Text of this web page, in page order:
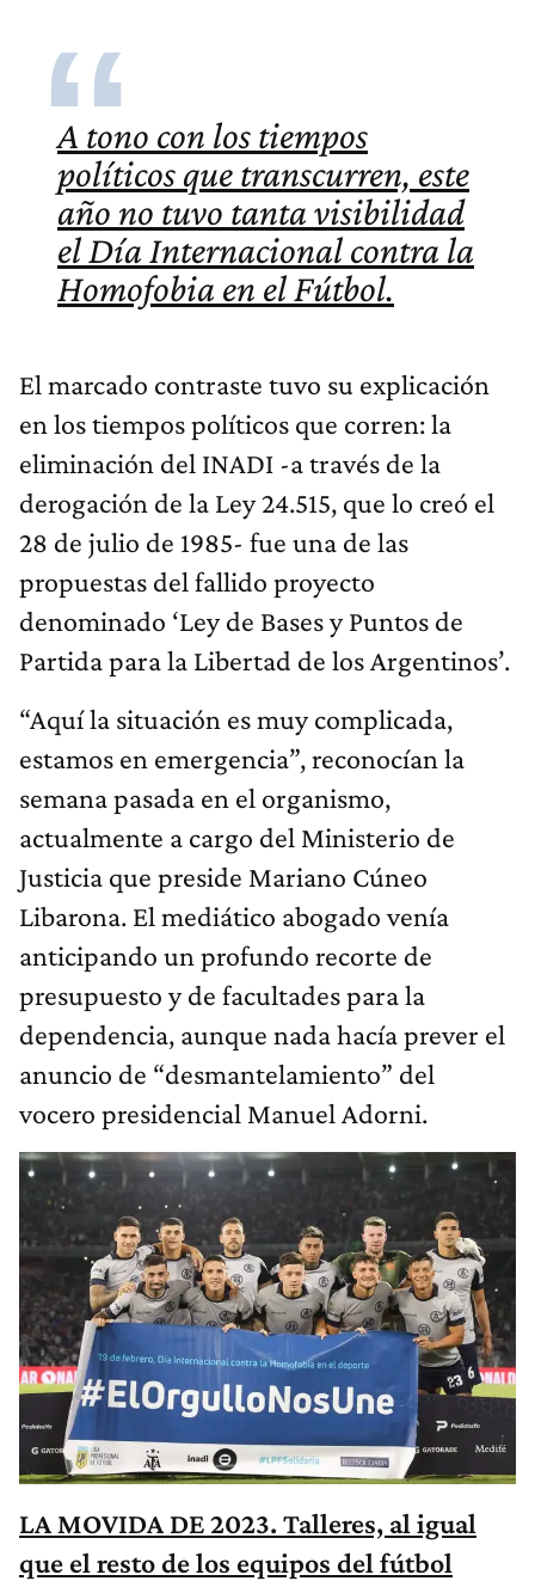
A tono con los tiempos
políticos que transcurren, este
año no tuvo tanta visibilidad
el Día Internacional contra la
Homofobia en el Fútbol.
El marcado contraste tuvo su explicación
en los tiempos políticos que corren: la
eliminación del INADI -a través de la
derogación de la Ley 24.515, que lo creó el
28 de julio de 1985- fue una de las
propuestas del fallido proyecto
denominado ‘Ley de Bases y Puntos de
Partida para la Libertad de los Argentinos’.
“Aquí la situación es muy complicada,
estamos en emergencia”, reconocían la
semana pasada en el organismo,
actualmente a cargo del Ministerio de
Justicia que preside Mariano Cúneo
Libarona. El mediático abogado venía
anticipando un profundo recorte de
presupuesto y de facultades para la
dependencia, aunque nada hacía prever el
anuncio de “desmantelamiento” del
vocero presidencial Manuel Adorni.
LA MOVIDA DE 2023. Talleres, al igual
que el resto de los equipos del fútbol